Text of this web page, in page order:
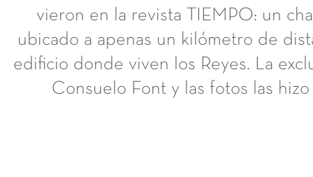
vieron en la revista TIEMPO: un
ubicado a apenas un kilómetro de
edificio donde viven los Reyes. La
Consuelo Font y las fotos las hizo